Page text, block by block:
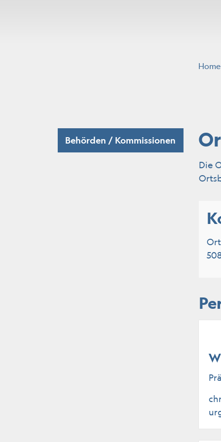
Home
Subnavigation
Behörden / Kommissionen
Die